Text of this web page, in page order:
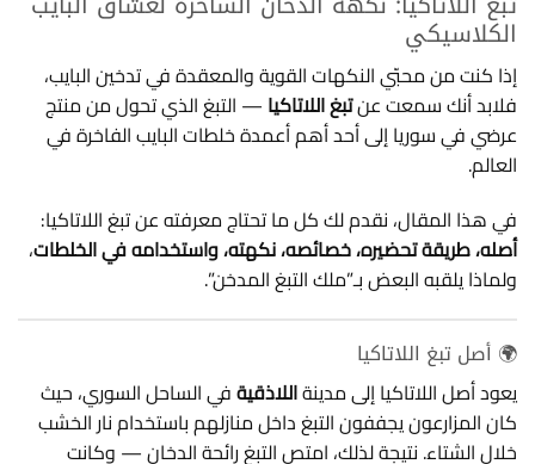
الكلاسيكي
إذا كنت من محبّي النكهات القوية والمعقدة في تدخين البايب،
فلابد أنك سمعت عنتبغ اللاتاكيا — التبغ الذي تحول من منتج
عرضي في سوريا إلى أحد أهم أعمدة خلطات البايب الفاخرة في
العالم.
في هذا المقال، نقدم لك كل ما تحتاج معرفته عن تبغ اللاتاكيا:
أصله، طريقة تحضيره، خصائصه، نكهته، واستخدامه في الخلطات،
ولماذا يلقبه البعض بـ”ملك التبغ المدخن”.
🌍 أصل تبغ اللاتاكيا
يعود أصل اللاتاكيا إلى مدينةاللاذقيةفي الساحل السوري، حيث
كان المزارعون يجففون التبغ داخل منازلهم باستخدام نار الخشب
خلال الشتاء. نتيجة لذلك، امتص التبغ رائحة الدخان — وكانت